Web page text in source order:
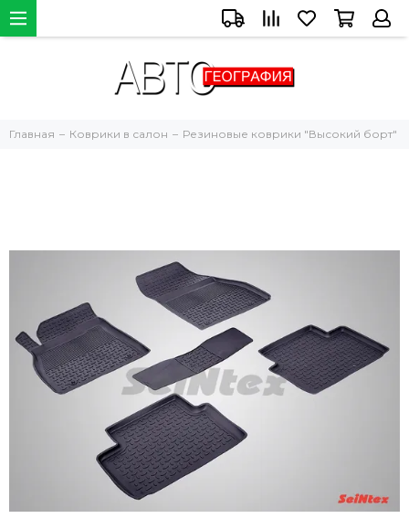
Главная Коврики в салон Резиновые коврики "Высокий борт"